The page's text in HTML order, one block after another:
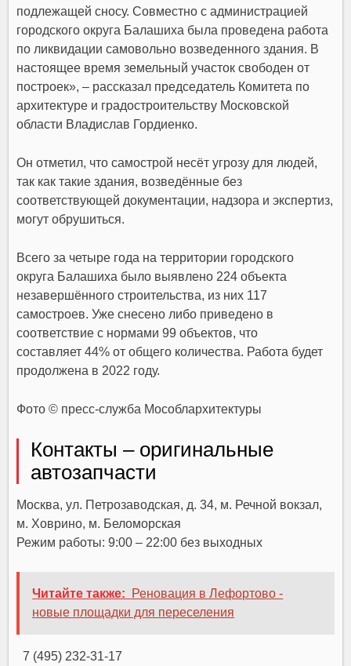
подлежащей сносу. Совместно с администрацией
городского округа Балашиха была проведена работа
по ликвидации самовольно возведенного здания. В
настоящее время земельный участок свободен от
построек», – рассказал председатель Комитета по
архитектуре и градостроительству Московской
области Владислав Гордиенко.
Он отметил, что самострой несёт угрозу для людей,
так как такие здания, возведённые без
соответствующей документации, надзора и экспертиз,
могут обрушиться.
Всего за четыре года на территории городского
округа Балашиха было выявлено 224 объекта
незавершённого строительства, из них 117
самостроев. Уже снесено либо приведено в
соответствие с нормами 99 объектов, что
составляет 44% от общего количества. Работа будет
продолжена в 2022 году.
Фото © пресс-служба Мособлархитектуры
Контакты – оригинальные
автозапчасти
Москва, ул. Петрозаводская, д. 34, м. Речной вокзал,
м. Ховрино, м. Беломорская
Режим работы: 9:00 – 22:00 без выходных
Читайте также:
Реновация в Лефортово -
новые площадки для переселения
7 (495) 232-31-17